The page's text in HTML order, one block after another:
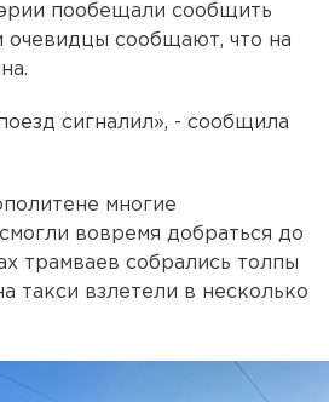
пообещали сообщить
очевидцы сообщают, что на
сигналил», - сообщила
многие
вовремя добраться до
трамваев собрались толпы
такси взлетели в несколько